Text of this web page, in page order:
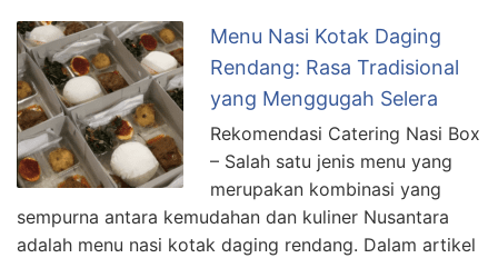
Menu Nasi Kotak Daging
Rendang: Rasa Tradisional
yang Menggugah Selera
Rekomendasi Catering Nasi Box
– Salah satu jenis menu yang
merupakan kombinasi yang
sempurna antara kemudahan dan kuliner Nusantara
adalah menu nasi kotak daging rendang. Dalam artikel